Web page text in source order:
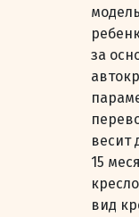
за
весит
15
вид